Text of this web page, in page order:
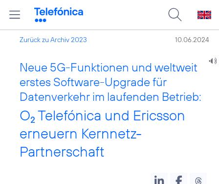
Zurück zu Archiv 2023 10.06.2024
Neue 5G-Funktionen und weltweit
erstes Software-Upgrade für
Datenverkehr im laufenden Betrieb:
O2 Telefónica und Ericsson
erneuern Kernnetz-
Partnerschaft